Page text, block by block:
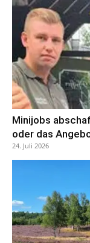
Minijobs
oder das
24. Juli 2026